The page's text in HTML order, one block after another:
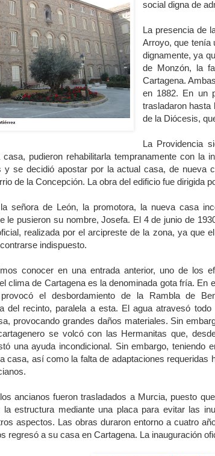
social digna de
La presencia de
Arroyo, que tenía
dignamente, ya
de Monzón, la
Cartagena.
en 1882. En un
trasladaron hasta
de la Diócesis,
La Providencia
casa, pudieron rehabilitarla tempranamente con
y se decidió apostar por la actual casa, de nueva
de la Concepción. La obra del edificio fue dirigida
señora de León, la promotora, la nueva casa
le pusieron su nombre, Josefa. El 4 de junio de
realizada por el arcipreste de la zona, ya que
indispuesto.
conocer en una entrada anterior, uno de los
clima de Cartagenaes la denominada gota fría. En
el desbordamiento de la Rambla de
del recinto, paralela a esta. El agua atravesó
provocando grandes daños materiales. Sin
se volcó con las Hermanitas que,
una ayuda incondicional. Sin embargo, teniendo
casa, así como la falta de adaptaciones
ancianos fueron trasladados a Murcia, puesto
la estructura mediante una placa para evitar las
aspectos. Las obras duraron entorno a cuatro
regresó a su casa en Cartagena. La inauguración